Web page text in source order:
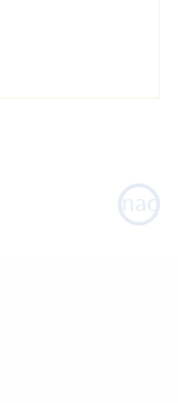
nach
oben